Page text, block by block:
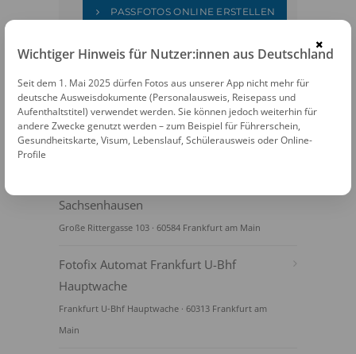
PASSFOTOS ONLINE ERSTELLEN
Sachsenhausen
Große Rittergasse 103 · 60584 Frankfurt am Main
Fotofix Automat Frankfurt U-Bhf
Hauptwache
Frankfurt U-Bhf Hauptwache · 60313 Frankfurt am
Main
×
Wichtiger Hinweis für Nutzer:innen aus Deutschland
Seit dem 1. Mai 2025 dürfen Fotos aus unserer App nicht mehr für
deutsche Ausweisdokumente (Personalausweis, Reisepass und
Aufenthaltstitel) verwendet werden. Sie können jedoch weiterhin für
andere Zwecke genutzt werden – zum Beispiel für Führerschein,
Gesundheitskarte, Visum, Lebenslauf, Schülerausweis oder Online-
Profile